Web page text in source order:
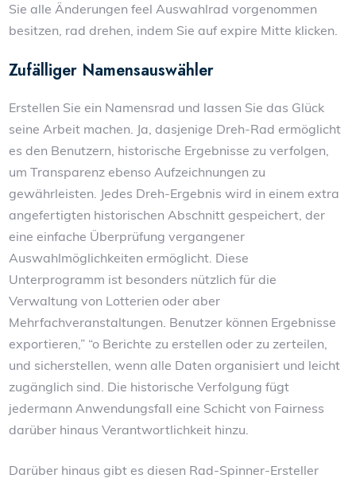
Sie alle Änderungen feel Auswahlrad vorgenommen
besitzen, rad drehen, indem Sie auf expire Mitte klicken.
Zufälliger Namensauswähler
Erstellen Sie ein Namensrad und lassen Sie das Glück
seine Arbeit machen. Ja, dasjenige Dreh-Rad ermöglicht
es den Benutzern, historische Ergebnisse zu verfolgen,
um Transparenz ebenso Aufzeichnungen zu
gewährleisten. Jedes Dreh-Ergebnis wird in einem extra
angefertigten historischen Abschnitt gespeichert, der
eine einfache Überprüfung vergangener
Auswahlmöglichkeiten ermöglicht. Diese
Unterprogramm ist besonders nützlich für die
Verwaltung von Lotterien oder aber
Mehrfachveranstaltungen. Benutzer können Ergebnisse
exportieren,” “o Berichte zu erstellen oder zu zerteilen,
und sicherstellen, wenn alle Daten organisiert und leicht
zugänglich sind. Die historische Verfolgung fügt
jedermann Anwendungsfall eine Schicht von Fairness
darüber hinaus Verantwortlichkeit hinzu.
Darüber hinaus gibt es diesen Rad-Spinner-Ersteller